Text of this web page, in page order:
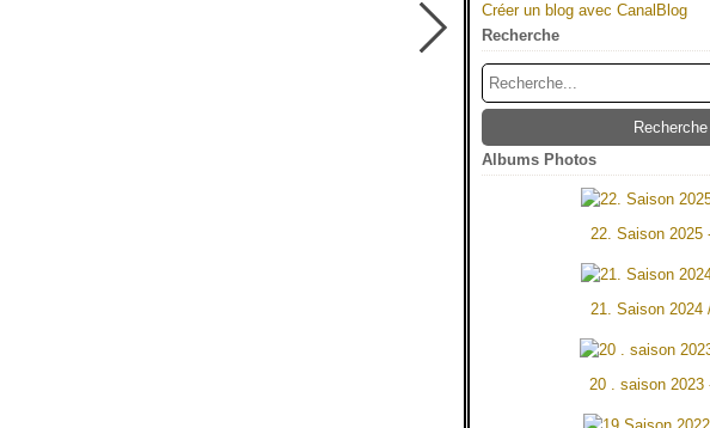
Créer un blog avec CanalBlog
Recherche
Albums Photos
22. Saison 2025
21. Saison 2024
20 . saison 2023